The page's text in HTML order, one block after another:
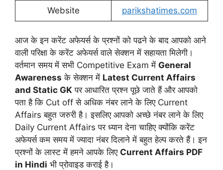
Website parikshatimes.com
आज के इन करेंट अफेयर्स के प्रश्नों को पढने के बाद आपको आने
वाली परिक्षा के करेंट अफेयर्स वाले सेक्शन में सहायता मिलेगी।
वर्तमान समय में सभी Competitive Exam में General
Awareness के सेक्शन में Latest Current Affairs
and Static GK पर आधारित प्रश्न पूछे जाते हैं और आपको
पता है कि Cut off से अधिक नंबर लाने के लिए Current
Affairs बहुत जरुरी है। इसलिए आपको अच्छे नंबर लाने के लिए
Daily Current Affairs पर ध्यान देना चाहिए क्योंकि करेंट
अफेयर्स कम समय में ज्यादा नंबर दिलाने में बहुत हेल्प करते हैं। इन
प्रश्नों के लास्ट में हमने आपके लिए Current Affairs PDF
in Hindi भी प्रोवाइड कराई है।